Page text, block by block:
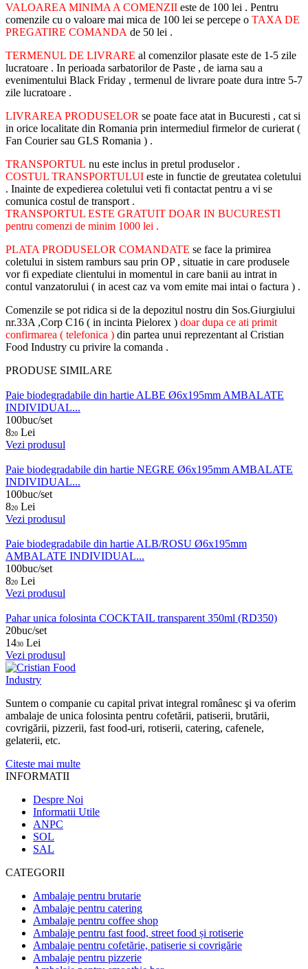
VALOAREA MINIMA A COMENZII este de 100 lei . Pentru
comenzile cu o valoare mai mica de 100 lei se percepe o TAXA DE
PREGATIRE COMANDA de 50 lei .
TERMENUL DE LIVRARE al comenzilor plasate este de 1-5 zile
lucratoare . In perioada sarbatorilor de Paste , de iarna sau a
evenimentului Black Friday , termenul de livrare poate dura intre 5-7
zile lucratoare .
LIVRAREA PRODUSELOR se poate face atat in Bucuresti , cat si
in orice localitate din Romania prin intermediul firmelor de curierat (
Fan Courier sau GLS Romania ) .
TRANSPORTUL nu este inclus in pretul produselor .
COSTUL TRANSPORTULUI este in functie de greutatea coletului
. Inainte de expedierea coletului veti fi contactat pentru a vi se
comunica costul de transport .
TRANSPORTUL ESTE GRATUIT DOAR IN BUCURESTI
pentru comenzi de minim 1000 lei .
PLATA PRODUSELOR COMANDATE se face la primirea
coletului in sistem ramburs sau prin OP , situatie in care produsele
vor fi expediate clientului in momentul in care banii au intrat in
contul vanzatorului ( in acest caz va vom emite mai intai o factura ) .
Comenzile se pot ridica si de la depozitul nostru din Sos.Giurgiului
nr.33A ,Corp C16 ( in incinta Pielorex ) doar dupa ce ati primit
confirmarea ( telefonica ) din partea unui reprezentant al Cristian
Food Industry cu privire la comanda .
PRODUSE SIMILARE
Paie biodegradabile din hartie ALBE Ø6x195mm AMBALATE
INDIVIDUAL...
100buc/set
820 Lei
Vezi produsul
Paie biodegradabile din hartie NEGRE Ø6x195mm AMBALATE
INDIVIDUAL...
100buc/set
820 Lei
Vezi produsul
Paie biodegradabile din hartie ALB/ROSU Ø6x195mm
AMBALATE INDIVIDUAL...
100buc/set
820 Lei
Vezi produsul
Pahar unica folosinta COCKTAIL transparent 350ml (RD350)
20buc/set
1430 Lei
Vezi produsul
Suntem o companie cu capital privat integral românesc şi va oferim
ambalaje de unica folosinta pentru cofetării, patiserii, brutării,
covrigării, pizzerii, fast food-uri, rotiserii, catering, cafenele,
gelaterii, etc.
Citeste mai multe
INFORMATII
Despre Noi
Informatii Utile
ANPC
SOL
SAL
CATEGORII
Ambalaje pentru brutarie
Ambalaje pentru catering
Ambalaje pentru coffee shop
Ambalaje pentru fast food, street food și rotiserie
Ambalaje pentru cofetărie, patiserie si covrigărie
Ambalaje pentru pizzerie